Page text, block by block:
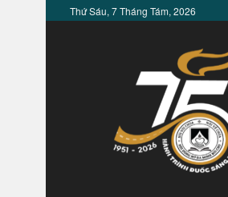
Thứ Sáu, 7 Tháng Tám, 2026